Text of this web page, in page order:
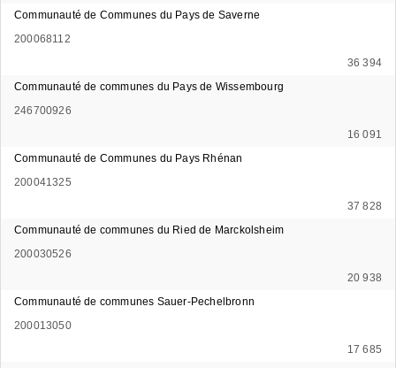
Communauté de Communes du Pays de Saverne
200068112
36 394
Communauté de communes du Pays de Wissembourg
246700926
16 091
Communauté de Communes du Pays Rhénan
200041325
37 828
Communauté de communes du Ried de Marckolsheim
200030526
20 938
Communauté de communes Sauer-Pechelbronn
200013050
17 685